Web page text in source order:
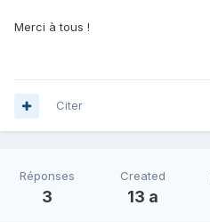
Merci à tous !
Citer
Réponses
3
Created
13 a